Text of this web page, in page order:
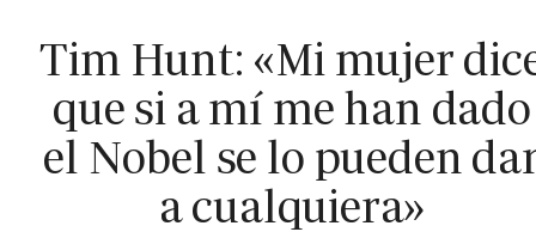
Tim Hunt: «Mi mujer
que si a mí me han dado
el Nobel se lo pueden
a cualquiera»